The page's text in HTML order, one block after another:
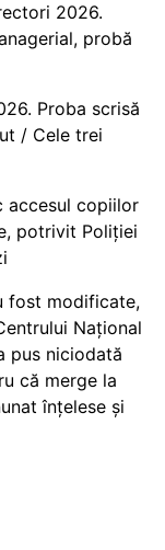
2026.
probă
Proba scrisă
/ Cele trei
accesul copiilor
potrivit Poliției
fost modificate,
Național
pus niciodată
că merge la
înțelese și